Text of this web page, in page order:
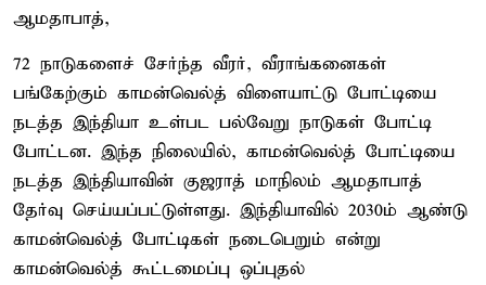
ஆமதாபாத்,
72 நாடுகளைச் சேர்ந்த வீரர், வீராங்கனைகள்
பங்கேற்கும் காமன்வெல்த் விளையாட்டு போட்டியை
நடத்த இந்தியா உள்பட பல்வேறு நாடுகள் போட்டி
போட்டன. இந்த நிலையில், காமன்வெல்த் போட்டியை
நடத்த இந்தியாவின் குஜராத் மாநிலம் ஆமதாபாத்
தேர்வு செய்யப்பட்டுள்ளது. இந்தியாவில் 2030ம் ஆண்டு
காமன்வெல்த் போட்டிகள் நடைபெறும் என்று
காமன்வெல்த் கூட்டமைப்பு ஒப்புதல்